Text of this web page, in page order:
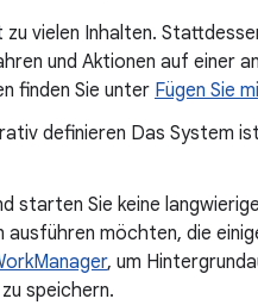
vielen Inhalten.
und Aktionen auf einer
finden Sie unter Fügen Sie
definieren Das System
starten Sie keine
möchten, die
, um
speichern.